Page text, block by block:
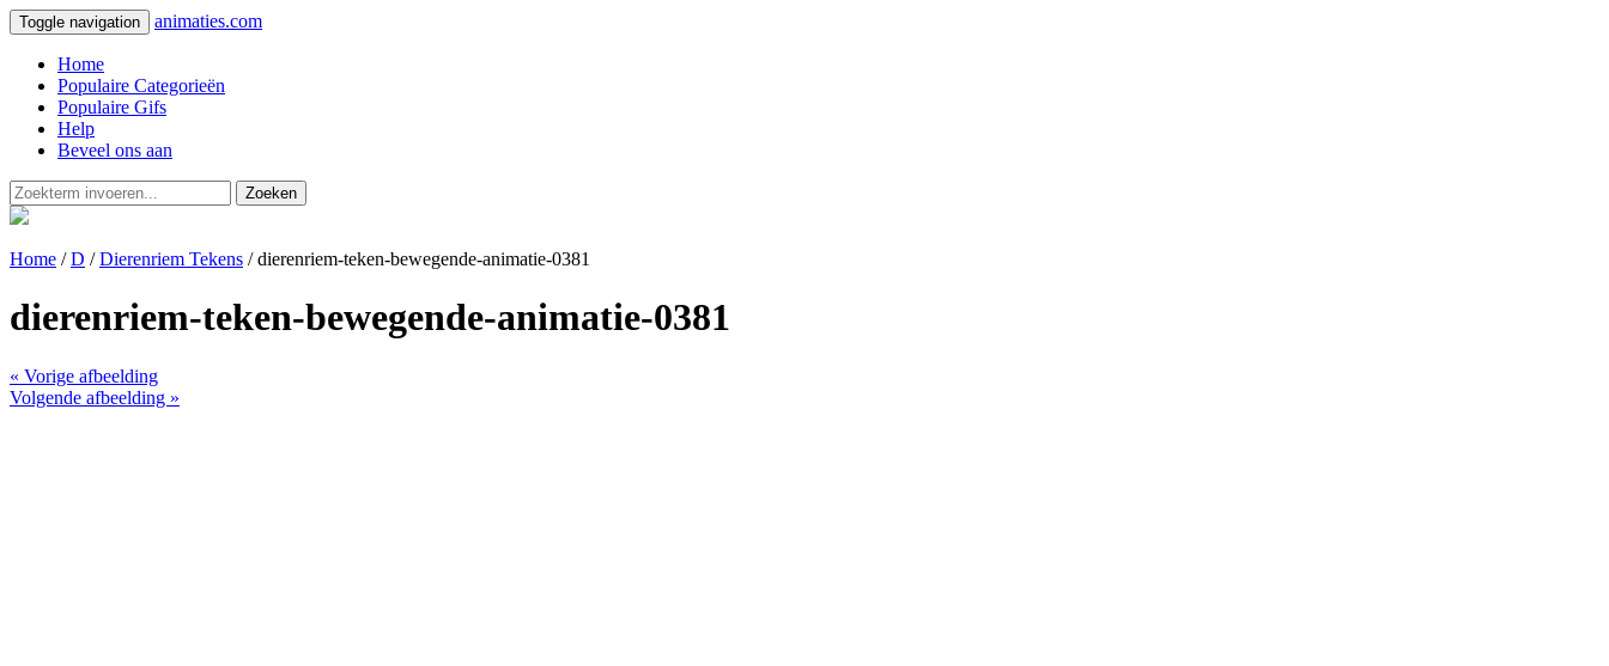
Toggle navigation animaties.com
Home
Populaire Categorieën
Populaire Gifs
Help
Beveel ons aan
Zoeken
Home /D /Dierenriem Tekens / dierenriem-teken-bewegende-animatie-0381
dierenriem-teken-bewegende-animatie-0381
« Vorige afbeelding
Volgende afbeelding »